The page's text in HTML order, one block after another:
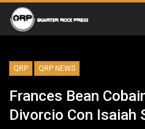
QRP QRP NEWS
Frances Bean
Divorcio Con Isaiah